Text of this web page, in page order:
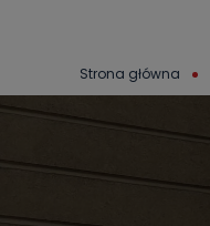
Strona główna